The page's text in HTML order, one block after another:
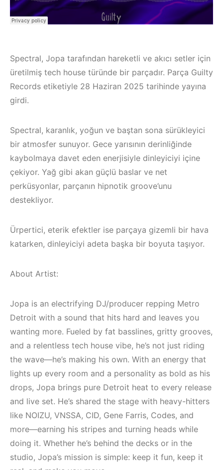
/ Bodrum /
/
/
Müzik
Techno,
HEMEN İNCELE
İzmir ‘in Yeni
Elektronik Müzik
Spectral, Jopa tarafından hareketli ve akıcı setler için
üretilmiş tech house türünde bir parçadır. Parça Guilty
Records etiketiyle 28 Haziran 2025 tarihinde yayına
girdi.
Spectral, karanlık, yoğun ve baştan sona sürükleyici
bir atmosfer sunuyor. Gece yarısının derinliğinde
kaybolmaya davet eden enerjisiyle dinleyiciyi içine
çekiyor. Yağ gibi akan güçlü baslar ve net
perküsyonlar, parçanın hipnotik groove’unu
destekliyor.
Ürpertici, eterik efektler ise parçaya gizemli bir hava
katarken, dinleyiciyi adeta başka bir boyuta taşıyor.
About Artist:
Jopa is an electrifying DJ/producer repping Metro
Detroit with a sound that hits hard and leaves you
wanting more. Fueled by fat basslines, gritty grooves,
and a relentless tech house vibe, he’s not just riding
the wave—he’s making his own. With an energy that
lights up every room and a personality as bold as his
drops, Jopa brings pure Detroit heat to every release
and live set. He’s shared the stage with heavy-hitters
like NOIZU, VNSSA, CID, Gene Farris, Codes, and
more—earning his stripes and turning heads while
doing it. Whether he’s behind the decks or in the
studio, Jopa’s mission is simple: keep it fun, keep it